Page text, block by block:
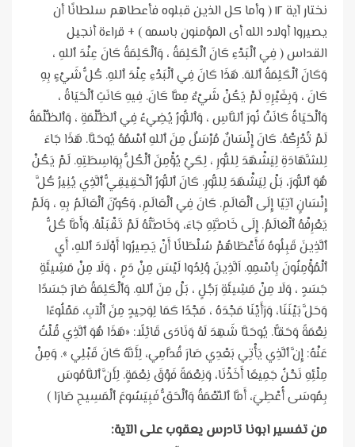
نختار آية ١٢ ( وأما كل الذين قبلوه فأعطاهم سلطانًا أن
يصيروا أولاد الله أى المؤمنون باسمه ) + قراءة أنجيل
القداس ( فِي ٱلْبَدْءِ كَانَ ٱلْكَلِمَةُ ، وَٱلْكَلِمَةُ كَانَ عِنْدَ ٱللهِ ،
وَكَانَ ٱلْكَلِمَةُ ٱللهَ. هَذَا كَانَ فِي ٱلْبَدْءِ عِنْدَ ٱللهِ. كُلُّ شَيْءٍ بِهِ
كَانَ ، وَبِغَيْرِهِ لَمْ يَكُنْ شَيْءٌ مِمَّا كَانَ. فِيهِ كَانَتِ ٱلْحَيَاةُ ،
وَٱلْحَيَاةُ كَانَتْ نُورَ ٱلنَّاسِ ، وَٱلنُّورُ يُضِيءُ فِي ٱلظُّلْمَةِ ، وَٱلظُّلْمَةُ
لَمْ تُدْرِكْهُ. كَانَ إِنْسَانٌ مُرْسَلٌ مِنَ ٱللهِ ٱسْمُهُ يُوحَنَّا. هَذَا جَاءَ
لِلشَّهَادَةِ لِيَشْهَدَ لِلنُّورِ ، لِكَيْ يُؤْمِنَ ٱلْكُلُّ بِوَاسِطَتِهِ. لَمْ يَكُنْ
هُوَ ٱلنُّورَ، بَلْ لِيَشْهَدَ لِلنُّورِ. كَانَ ٱلنُّورُ ٱلْحَقِيقِيُّ ٱلَّذِي يُنِيرُ كُلَّ
إِنْسَانٍ آتِيًا إِلَى ٱلْعَالَمِ. كَانَ فِي ٱلْعَالَمِ، وَكُوِّنَ ٱلْعَالَمُ بِهِ ، وَلَمْ
يَعْرِفْهُ ٱلْعَالَمُ. إِلَى خَاصَّتِهِ جَاءَ، وَخَاصَّتُهُ لَمْ تَقْبَلْهُ. وَأَمَّا كُلُّ
ٱلَّذِينَ قَبِلُوهُ فَأَعْطَاهُمْ سُلْطَانًا أَنْ يَصِيرُوا أَوْلَادَ ٱللهِ، أَيِ
ٱلْمُؤْمِنُونَ بِٱسْمِهِ. اَلَّذِينَ وُلِدُوا لَيْسَ مِنْ دَمٍ ، وَلَا مِنْ مَشِيئَةِ
جَسَدٍ ، وَلَا مِنْ مَشِيئَةِ رَجُلٍ ، بَلْ مِنَ ٱللهِ. وَٱلْكَلِمَةُ صَارَ جَسَدًا
وَحَلَّ بَيْنَنَا، وَرَأَيْنَا مَجْدَهُ ، مَجْدًا كَمَا لِوَحِيدٍ مِنَ ٱلْآبِ، مَمْلُوءًا
نِعْمَةً وَحَقًّا. يُوحَنَّا شَهِدَ لَهُ وَنَادَى قَائِلًا: «هَذَا هُوَ ٱلَّذِي قُلْتُ
عَنْهُ: إِنَّ ٱلَّذِي يَأْتِي بَعْدِي صَارَ قُدَّامِي، لِأَنَّهُ كَانَ قَبْلِي ». وَمِنْ
مِلْئِهِ نَحْنُ جَمِيعًا أَخَذْنَا، وَنِعْمَةً فَوْقَ نِعْمَةٍ. لِأَنَّ ٱلنَّامُوسَ
بِمُوسَى أُعْطِيَ، أَمَّا ٱلنِّعْمَةُ وَٱلْحَقُّ فَبِيَسُوعَ ٱلْمَسِيحِ صَارَا )
من تفسير ابونا تادرس يعقوب على الآية: